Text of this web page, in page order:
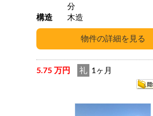
分
構造
木造
5.75 万円 礼 1ヶ月